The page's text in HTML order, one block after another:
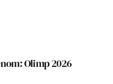
Olimp 2026